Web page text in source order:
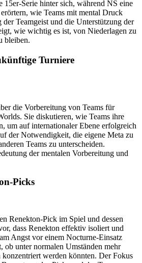
15er-Serie hinter sich, während NS eine
wie Teams mit mental Druck
Teamgeist und die Unterstützung der
wie wichtig es ist, von Niederlagen zu
bleiben.
Turniere
die Vorbereitung von Teams für
Sie diskutieren, wie Teams ihre
um auf internationaler Ebene erfolgreich
der Notwendigkeit, die eigene Meta zu
Teams zu unterscheiden.
der mentalen Vorbereitung und
Picks
Renekton-Pick im Spiel und dessen
dass Renekton effektiv isoliert und
Angst vor einem Nocturne-Einsatz
ob unter normalen Umständen mehr
konzentriert werden könnten. Der Fokus